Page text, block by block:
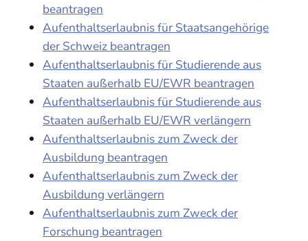
beantragen
Aufenthaltserlaubnis für Staatsangehörige
der Schweiz beantragen
Aufenthaltserlaubnis für Studierende aus
Staaten außerhalb EU/EWR beantragen
Aufenthaltserlaubnis für Studierende aus
Staaten außerhalb EU/EWR verlängern
Aufenthaltserlaubnis zum Zweck der
Ausbildung beantragen
Aufenthaltserlaubnis zum Zweck der
Ausbildung verlängern
Aufenthaltserlaubnis zum Zweck der
Forschung beantragen